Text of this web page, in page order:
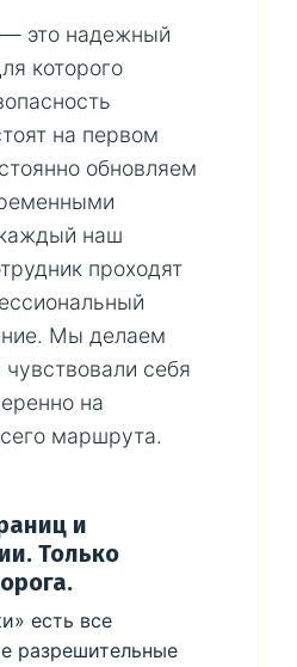
это надежный
которого
на первом
обновляем
наш
проходят
Мы делаем
себя
на
маршрута.
и
Только
есть все
разрешительные